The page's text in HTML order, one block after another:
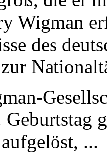
Wigman
des
...